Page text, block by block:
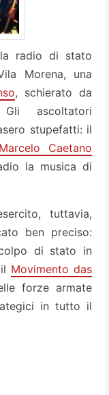
radio di stato
Morena, una
, schierato da
ascoltatori
stupefatti: il
Marcelo Caetano
la musica di
tuttavia,
ben preciso:
di stato in
Movimento das
forze armate
in tutto il